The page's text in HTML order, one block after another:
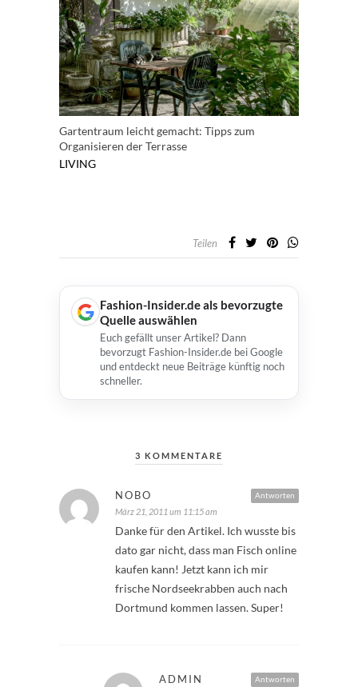
Gartentraum leicht gemacht: Tipps zum
Organisieren der Terrasse
LIVING
Teilen
Fashion-Insider.de als bevorzugte
Quelle auswählen
Euch gefällt unser Artikel? Dann
bevorzugt Fashion-Insider.de bei Google
und entdeckt neue Beiträge künftig noch
schneller.
3 KOMMENTARE
Antworten
NOBO
März 21, 2011 um 11:15 am
Danke für den Artikel. Ich wusste bis
dato gar nicht, dass man Fisch online
kaufen kann! Jetzt kann ich mir
frische Nordseekrabben auch nach
Dortmund kommen lassen. Super!
Antworten
ADMIN